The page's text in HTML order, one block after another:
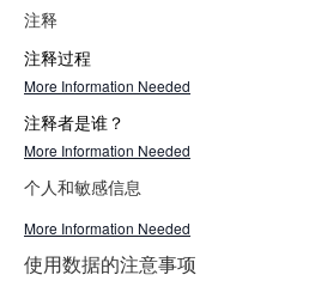
注释
注释过程
More Information Needed
注释者是谁？
More Information Needed
个人和敏感信息
More Information Needed
使用数据的注意事项